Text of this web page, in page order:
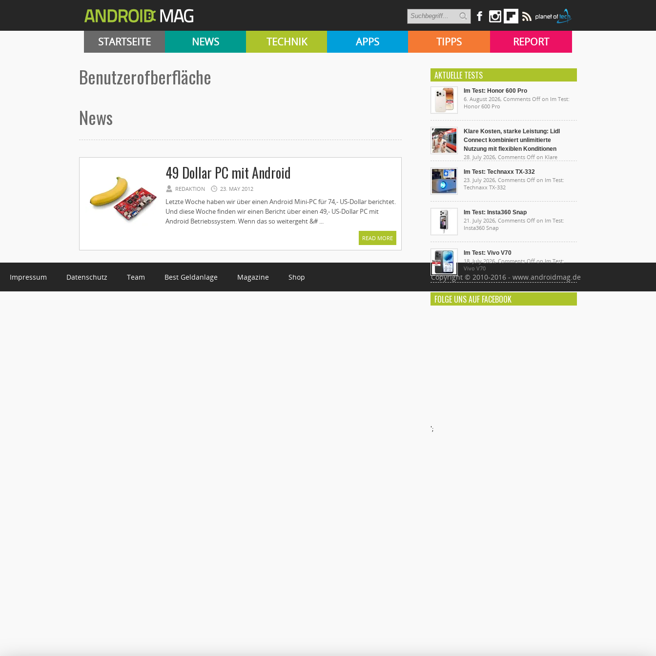
STARTSEITE NEWS TECHNIK APPS TIPPS REPORT
Benutzerofberfläche
News
49 Dollar PC mit Android
REDAKTION 23. MAY 2012
Letzte Woche haben wir über einen Android Mini-PC für 74,- US-Dollar berichtet.
Und diese Woche finden wir einen Bericht über einen 49,- US-Dollar PC mit
Android Betriebssystem. Wenn das so weitergeht &# ...
READ MORE
AKTUELLE TESTS
Im Test: Honor 600 Pro
6. August 2026, Comments Off on Im Test:
Honor 600 Pro
Klare Kosten, starke Leistung: Lidl
Connect kombiniert unlimitierte
Nutzung mit flexiblen Konditionen
28. July 2026, Comments Off on Klare
unlimitierte Nutzung mit flexiblen Konditionen
Im Test: Technaxx TX-332
23. July 2026, Comments Off on Im Test:
Technaxx TX-332
Im Test: Insta360 Snap
21. July 2026, Comments Off on Im Test:
Insta360 Snap
Im Test: Vivo V70
18. July 2026,Comments Offon Im Test:
Vivo V70
FOLGE UNS AUF FACEBOOK
';
Impressum Datenschutz Team Best Geldanlage Magazine Shop Copyright © 2010-2016 - www.androidmag.de